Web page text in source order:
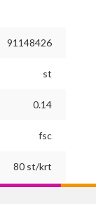
91148426
st
0.14
fsc
80 st/krt